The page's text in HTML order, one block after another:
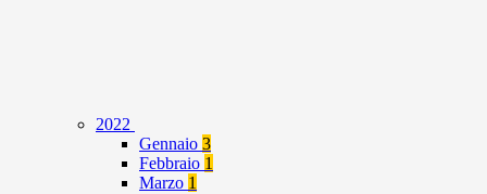
2022
Gennaio 3
Febbraio 1
Marzo 1